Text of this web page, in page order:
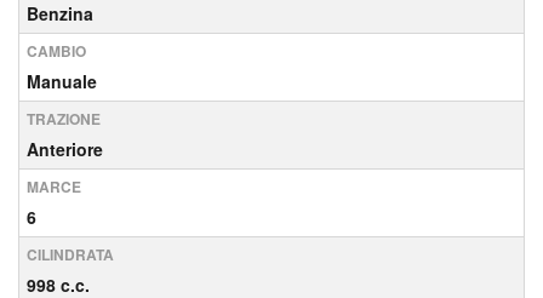
Benzina
CAMBIO
Manuale
TRAZIONE
Anteriore
MARCE
6
CILINDRATA
998 c.c.